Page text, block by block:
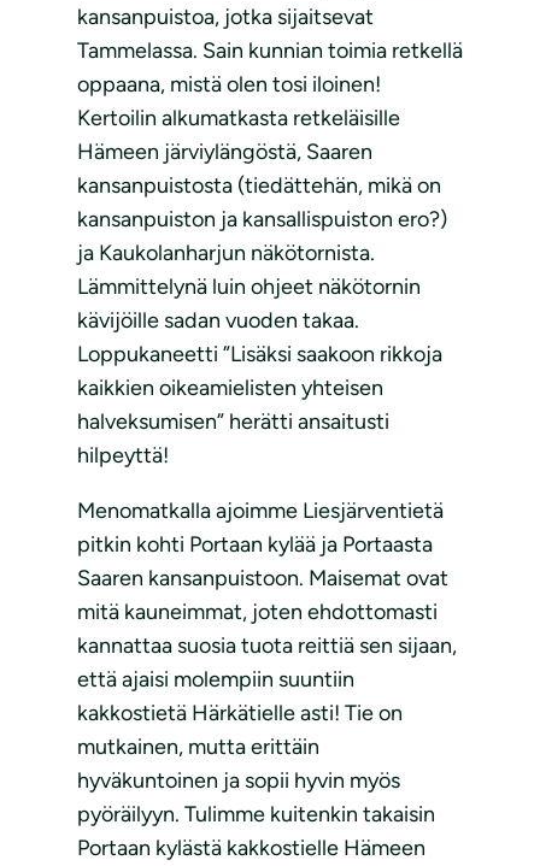
kansanpuistoa, jotka sijaitsevat
Tammelassa. Sain kunnian toimia retkellä
oppaana, mistä olen tosi iloinen!
Kertoilin alkumatkasta retkeläisille
Hämeen järviylängöstä, Saaren
kansanpuistosta (tiedättehän, mikä on
kansanpuiston ja kansallispuiston ero?)
ja Kaukolanharjun näkötornista.
Lämmittelynä luin ohjeet näkötornin
kävijöille sadan vuoden takaa.
Loppukaneetti ”Lisäksi saakoon rikkoja
kaikkien oikeamielisten yhteisen
halveksumisen” herätti ansaitusti
hilpeyttä!
Menomatkalla ajoimme Liesjärventietä
pitkin kohti Portaan kylää ja Portaasta
Saaren kansanpuistoon. Maisemat ovat
mitä kauneimmat, joten ehdottomasti
kannattaa suosia tuota reittiä sen sijaan,
että ajaisi molempiin suuntiin
kakkostietä Härkätielle asti! Tie on
mutkainen, mutta erittäin
hyväkuntoinen ja sopii hyvin myös
pyöräilyyn. Tulimme kuitenkin takaisin
Portaan kylästä kakkostielle Hämeen